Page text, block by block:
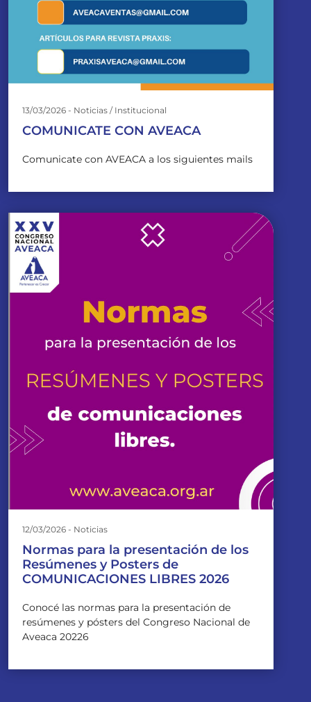
13/03/2026 - Noticias / Institucional
COMUNICATE CON AVEACA
Comunicate con AVEACA a los siguientes mails
12/03/2026 - Noticias
Normas para la presentación de los
Resúmenes y Posters de
COMUNICACIONES LIBRES 2026
Conocé las normas para la presentación de
resúmenes y pósters del Congreso Nacional de
Aveaca 20226